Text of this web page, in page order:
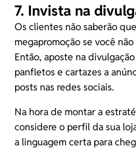
7. Invista na
Os clientes não saberão
megapromoção se você
Então, aposte na
panfletos e cartazes a
posts nas redes sociais.
Na hora de montar a
considere o perfil da sua
a linguagem certa para